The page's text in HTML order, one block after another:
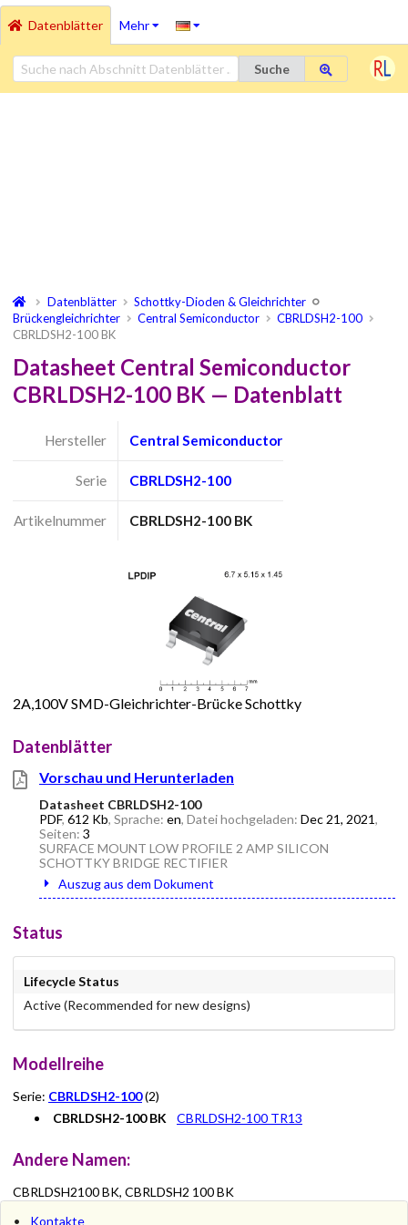
Datenblätter Mehr
Suche
Datenblätter
Schottky-Dioden & Gleichrichter
Brückengleichrichter
Central Semiconductor
CBRLDSH2-100
CBRLDSH2-100 BK
Datasheet Central Semiconductor
CBRLDSH2-100 BK — Datenblatt
Hersteller Central Semiconductor
Serie CBRLDSH2-100
Artikelnummer CBRLDSH2-100 BK
2A,100V SMD-Gleichrichter-Brücke Schottky
Datenblätter
Vorschau und Herunterladen
Datasheet CBRLDSH2-100
PDF, 612 Kb, Sprache: en, Datei hochgeladen: Dec 21, 2021,
Seiten: 3
SURFACE MOUNT LOW PROFILE 2 AMP SILICON
SCHOTTKY BRIDGE RECTIFIER
Auszug aus dem Dokument
Status
Lifecycle Status
Active (Recommended for new designs)
Modellreihe
Serie: CBRLDSH2-100(2)
CBRLDSH2-100 BK
CBRLDSH2-100 TR13
Andere Namen:
CBRLDSH2100 BK, CBRLDSH2 100 BK
Kontakte